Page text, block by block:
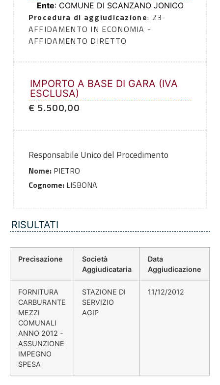
Ente: COMUNE DI SCANZANO JONICO
Procedura di aggiudicazione: 23-
AFFIDAMENTO IN ECONOMIA -
AFFIDAMENTO DIRETTO
IMPORTO A BASE DI GARA (IVA
ESCLUSA)
€ 5.500,00
Responsabile Unico del Procedimento
Nome:PIETRO
Cognome:LISBONA
RISULTATI
Precisazione
Società
Aggiudicataria
Data
Aggiudicazione
FORNITURA
CARBURANTE
MEZZI
COMUNALI
ANNO 2012 -
ASSUNZIONE
IMPEGNO
SPESA
STAZIONE DI
SERVIZIO
AGIP
11/12/2012